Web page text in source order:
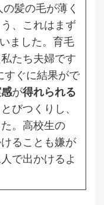
の髪の毛が薄く
、これはまず
ました。育毛
たち夫婦です
すぐに結果がで
が得れられる
びつくりし、
。高校生の
ることも嫌が
で出かけるよ